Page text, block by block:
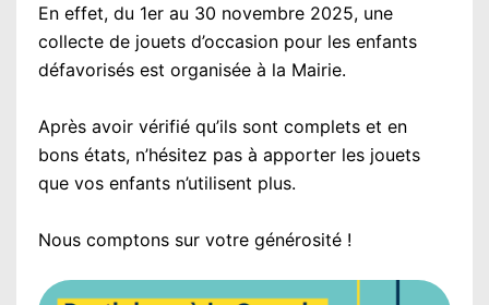
En effet, du 1er au 30 novembre 2025, une
collecte de jouets d’occasion pour les enfants
défavorisés est organisée à la Mairie.
Après avoir vérifié qu’ils sont complets et en
bons états, n’hésitez pas à apporter les jouets
que vos enfants n’utilisent plus.
Nous comptons sur votre générosité !